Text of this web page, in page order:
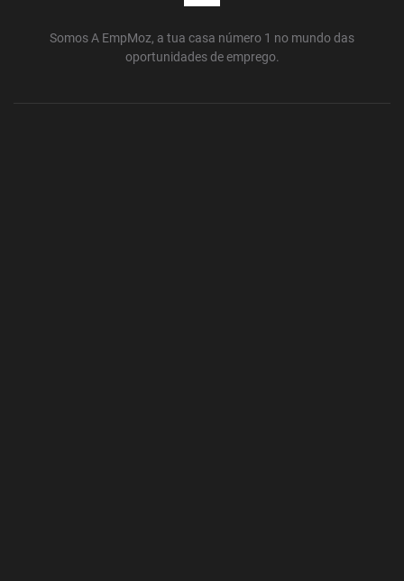
Somos A EmpMoz, a tua casa número 1 no mundo das
oportunidades de emprego.